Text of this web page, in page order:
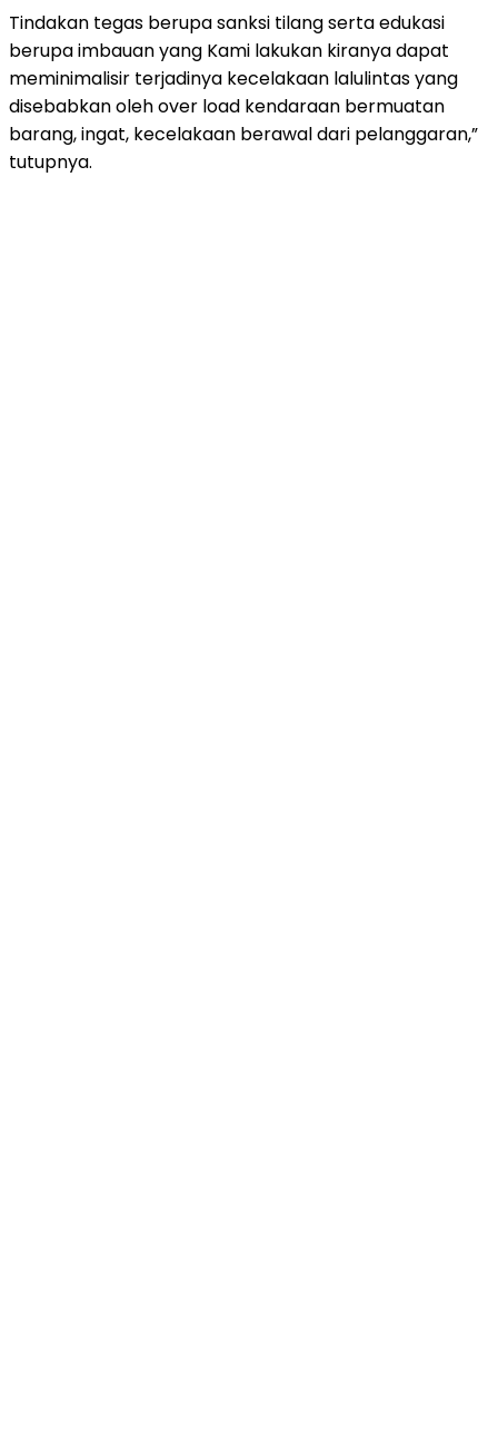
Tindakan tegas berupa sanksi tilang serta edukasi
berupa imbauan yang Kami lakukan kiranya dapat
meminimalisir terjadinya kecelakaan lalulintas yang
disebabkan oleh over load kendaraan bermuatan
barang, ingat, kecelakaan berawal dari pelanggaran,”
tutupnya.